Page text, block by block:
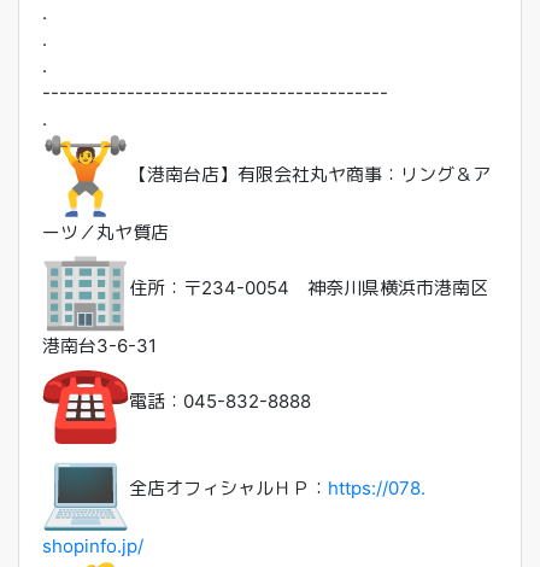
.
.
.
-----------------------------------------
.
【港南台店】有限会社丸ヤ商事：リング＆ア
ーツ／丸ヤ質店
住所：〒234-0054 神奈川県横浜市港南区
港南台3-6-31
電話：045-832-8888
全店オフィシャルＨＰ： https://078.
shopinfo.jp/